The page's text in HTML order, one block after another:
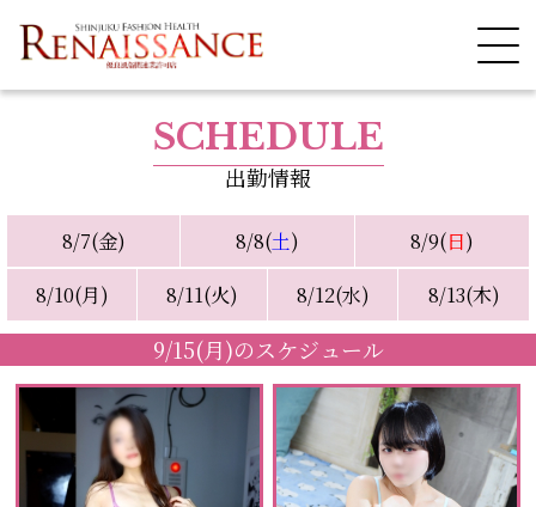
SCHEDULE
出勤情報
8/7(金) 8/8(土) 8/9(日)
8/10(月)
8/11(火) 8/12(水) 8/13(木)
9/15(月)のスケジュール